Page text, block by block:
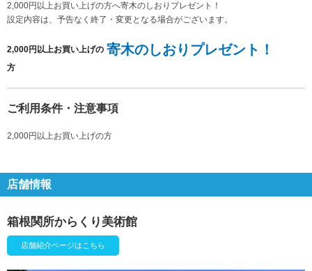
2,000円以上お買い上げの方へ寄木のしおりプレゼント！
設定内容は、予告なく終了・変更となる場合がございます。
2,000円以上お買い上げの
方
寄木のしおりプレゼント！
ご利用条件・注意事項
2,000円以上お買い上げの方
店舗情報
箱根関所からくり美術館
店舗紹介ページはこちら